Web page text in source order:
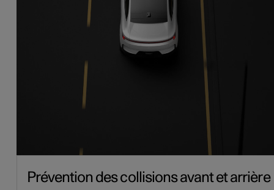
Prévention des collisions avant et arrière